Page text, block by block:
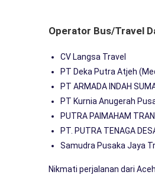
Operator Bus/Travel
CV Langsa Travel
PT Deka Putra Atjeh
PT ARMADA INDAH
PT Kurnia Anugerah
PUTRA PAIMAHAM
PT. PUTRA TENAGA
Samudra Pusaka Jaya
Nikmati perjalanan dari